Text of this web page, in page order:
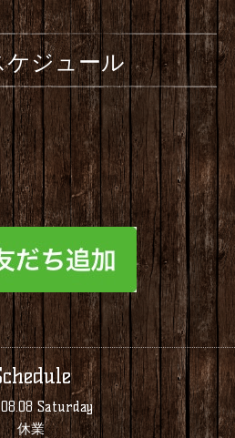
ケジュール
Saturday
休業